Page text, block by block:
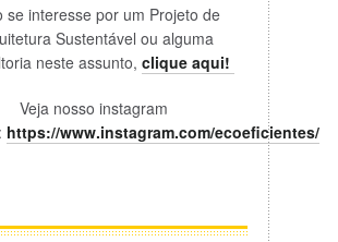
se interesse por um Projeto de
Sustentável ou alguma
neste assunto, clique aqui!
Veja nosso instagram
https://www.instagram.com/ecoeficientes/